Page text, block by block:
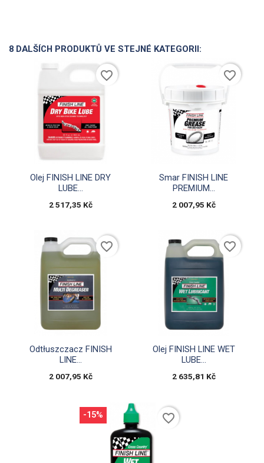
8 DALŠÍCH PRODUKTŮ VE STEJNÉ KATEGORII:
Rychlý náhled
Olej FINISH LINE DRY
LUBE...
2 517,35 Kč
favorite_border
Rychlý náhled
Smar FINISH LINE
PREMIUM...
2 007,95 Kč
favorite_border
Rychlý náhled
Odtłuszczacz FINISH
LINE...
2 007,95 Kč
favorite_border
Rychlý náhled
Olej FINISH LINE WET
LUBE...
2 635,81 Kč
favorite_border
-15% favorite_border